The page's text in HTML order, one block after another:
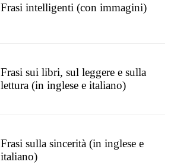
Frasi intelligenti (con immagini)
Frasi sui libri, sul leggere e sulla
lettura (in inglese e italiano)
Frasi sulla sincerità (in inglese e
italiano)